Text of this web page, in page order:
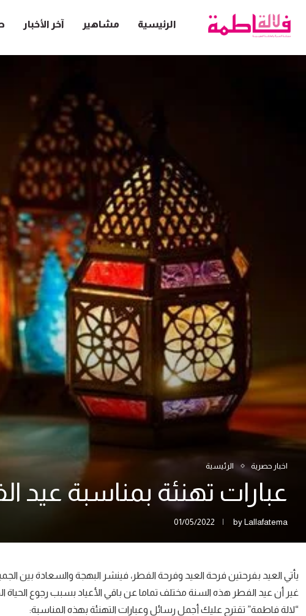
الرئيسية مشاهير آخر الأخبار
اخبار حصرية الرئيسية
عبارات تهنئة بمناسبة عيد
byLallafatema
01/05/2022
يأتي العيد بفرحتين فرحة العيد وفرحة الفطر، فينشر البهجة والسعادة بين
غير أن عيد الفطر هذه السنة مختلف تماما عن باقي الأعياد بسبب رجوع الحياة
“لالة فاطمة” تقترح عليك أجمل رسائل وعبارات التهنئة بهذه المناسبة: